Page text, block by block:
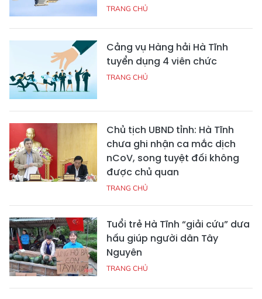
TRANG CHỦ
Cảng vụ Hàng hải Hà Tĩnh
tuyển dụng 4 viên chức
TRANG CHỦ
Chủ tịch UBND tỉnh: Hà Tĩnh
chưa ghi nhận ca mắc dịch
nCoV, song tuyệt đối không
được chủ quan
TRANG CHỦ
Tuổi trẻ Hà Tĩnh “giải cứu” dưa
hấu giúp người dân Tây
Nguyên
TRANG CHỦ